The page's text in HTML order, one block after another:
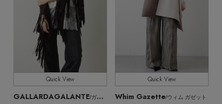
【日傘】完全遮光・軽量傘
【サンダル】ビーサンの季節！
【リネン】涼しい夏素材
CATEGORY
カスタマーサポート
エル・ショップについて
お知らせ
COLOR 全てのカラー
PATTERN 全てのパターン
全てのサイズ
販売状況 すべて
Quick View
GALLARDAGALANTE/ガリャルダガランテ
Quick View
Whim Gazette/ウィム ガゼット